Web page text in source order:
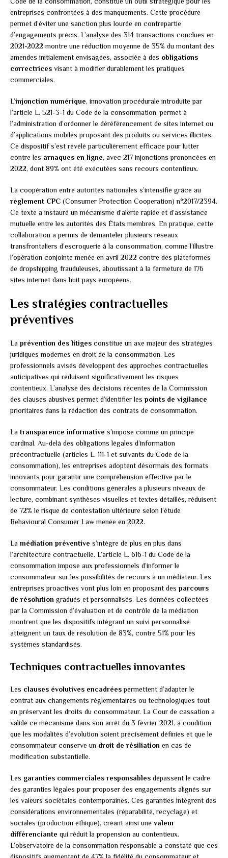
entreprises confrontées à des manquements. Cette procédure
permet d’éviter une sanction plus lourde en contrepartie
d’engagements précis. L’analyse des 314 transactions conclues en
2021-2022 montre une réduction moyenne de 35% du montant des
amendes initialement envisagées, associée à des obligations
correctrices visant à modifier durablement les pratiques
commerciales.
L’injonction numérique, innovation procédurale introduite par
l’article L. 521-3-1 du Code de la consommation, permet à
l’administration d’ordonner le déréférencement de sites internet ou
d’applications mobiles proposant des produits ou services illicites.
Ce dispositif s’est révélé particulièrement efficace pour lutter
contre les arnaques en ligne, avec 217 injonctions prononcées en
2022, dont 89% ont été exécutées sans recours contentieux.
La coopération entre autorités nationales s’intensifie grâce au
règlement CPC (Consumer Protection Cooperation) n°2017/2394.
Ce texte a instauré un mécanisme d’alerte rapide et d’assistance
mutuelle entre les autorités des États membres. En pratique, cette
collaboration a permis de démanteler plusieurs réseaux
transfrontaliers d’escroquerie à la consommation, comme l’illustre
l’opération conjointe menée en avril 2022 contre des plateformes
de dropshipping frauduleuses, aboutissant à la fermeture de 176
sites internet dans huit pays européens.
Les stratégies contractuelles
préventives
La prévention des litiges constitue un axe majeur des stratégies
juridiques modernes en droit de la consommation. Les
professionnels avisés développent des approches contractuelles
anticipatives qui réduisent significativement les risques
contentieux. L’analyse des décisions récentes de la Commission
des clauses abusives permet d’identifier les points de vigilance
prioritaires dans la rédaction des contrats de consommation.
La transparence informative s’impose comme un principe
cardinal. Au-delà des obligations légales d’information
précontractuelle (articles L. 111-1 et suivants du Code de la
consommation), les entreprises adoptent désormais des formats
innovants pour garantir une compréhension effective par le
consommateur. Les conditions générales à plusieurs niveaux de
lecture, combinant synthèses visuelles et textes détaillés, réduisent
de 72% le risque de contestation ultérieure selon l’étude
Behavioural Consumer Law menée en 2022.
La médiation préventive s’intègre de plus en plus dans
l’architecture contractuelle. L’article L. 616-1 du Code de la
consommation impose aux professionnels d’informer le
consommateur sur les possibilités de recours à un médiateur. Les
entreprises proactives vont plus loin en proposant des parcours
de résolution gradués et personnalisés. Les données collectées
par la Commission d’évaluation et de contrôle de la médiation
montrent que les dispositifs intégrant un suivi personnalisé
atteignent un taux de résolution de 83%, contre 51% pour les
systèmes standardisés.
Techniques contractuelles innovantes
Les clauses évolutives encadréespermettent d’adapter le
contrat aux changements réglementaires ou technologiques tout
en préservant les droits du consommateur. La Cour de cassation a
validé ce mécanisme dans son arrêt du 3 février 2021, à condition
que les modalités d’évolution soient précisément définies et que le
consommateur conserve un droit de résiliation en cas de
modification substantielle.
Les garanties commerciales responsables dépassent le cadre
des garanties légales pour proposer des engagements alignés sur
les valeurs sociétales contemporaines. Ces garanties intègrent des
considérations environnementales (réparabilité, recyclage) et
sociales (production éthique), créant ainsi une valeur
différenciante qui réduit la propension au contentieux.
L’observatoire de la consommation responsable a constaté que ces